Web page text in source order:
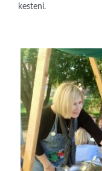
kesteni.